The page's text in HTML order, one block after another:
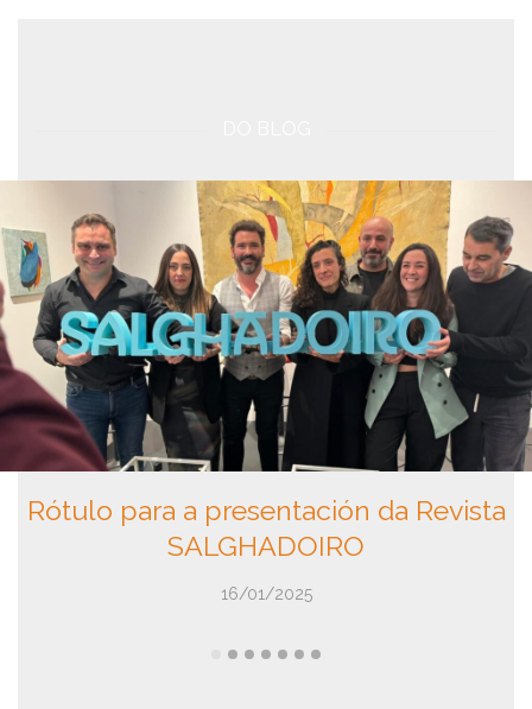
Rótulo para a presentación da Revista
SALGHADOIRO
16/01/2025